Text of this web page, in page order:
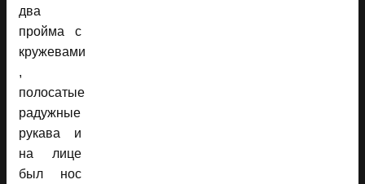
два
пройма с
кружевами
,
полосатые
радужные
рукава и
на лице
был нос